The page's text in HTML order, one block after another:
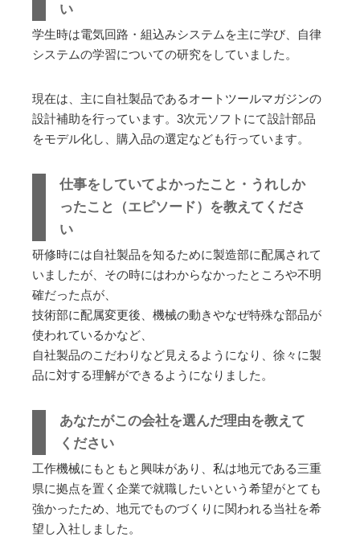
い
学生時は電気回路・組込みシステムを主に学び、自律
システムの学習についての研究をしていました。
現在は、主に自社製品であるオートツールマガジンの
設計補助を行っています。3次元ソフトにて設計部品
をモデル化し、購入品の選定なども行っています。
仕事をしていてよかったこと・うれしか
ったこと（エピソード）を教えてくださ
い
研修時には自社製品を知るために製造部に配属されて
いましたが、その時にはわからなかったところや不明
確だった点が、
技術部に配属変更後、機械の動きやなぜ特殊な部品が
使われているかなど、
自社製品のこだわりなど見えるようになり、徐々に製
品に対する理解ができるようになりました。
あなたがこの会社を選んだ理由を教えて
ください
工作機械にもともと興味があり、私は地元である三重
県に拠点を置く企業で就職したいという希望がとても
強かったため、地元でものづくりに関われる当社を希
望し入社しました。